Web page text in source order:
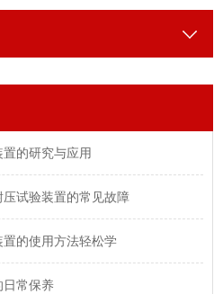
的研究与应用
试验装置的常见故障
的使用方法轻松学
日常保养